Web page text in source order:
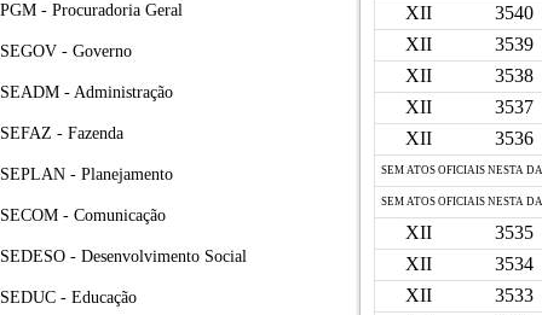
PGM - Procuradoria Geral
SEGOV - Governo
SEADM - Administração
SEFAZ - Fazenda
SEPLAN - Planejamento
SECOM - Comunicação
SEDESO - Desenvolvimento Social
SEDUC - Educação
XII
3540
XII
3539
XII
3538
XII
3537
XII
3536
SEM ATOS OFICIAIS NESTA
SEM ATOS OFICIAIS NESTA
XII
3535
XII
3534
XII
3533